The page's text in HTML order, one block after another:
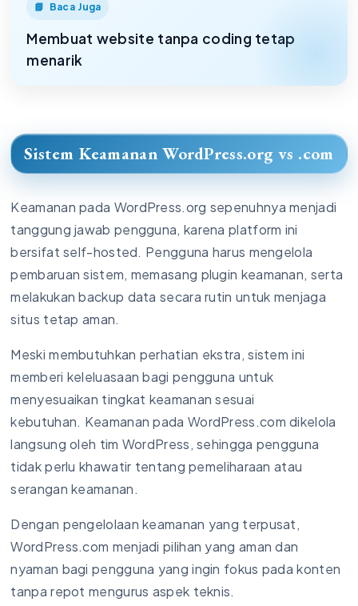
Baca Juga
Membuat website tanpa coding tetap
menarik
Sistem Keamanan WordPress.org vs .com
Keamanan pada WordPress.org sepenuhnya menjadi
tanggung jawab pengguna, karena platform ini
bersifat self-hosted. Pengguna harus mengelola
pembaruan sistem, memasang plugin keamanan, serta
melakukan backup data secara rutin untuk menjaga
situs tetap aman.
Meski membutuhkan perhatian ekstra, sistem ini
memberi keleluasaan bagi pengguna untuk
menyesuaikan tingkat keamanan sesuai
kebutuhan. Keamanan pada WordPress.com dikelola
langsung oleh tim WordPress, sehingga pengguna
tidak perlu khawatir tentang pemeliharaan atau
serangan keamanan.
Dengan pengelolaan keamanan yang terpusat,
WordPress.com menjadi pilihan yang aman dan
nyaman bagi pengguna yang ingin fokus pada konten
tanpa repot mengurus aspek teknis.